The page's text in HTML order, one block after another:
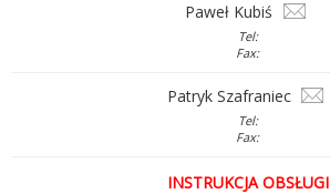
Paweł Kubiś
Tel:
Fax:
Patryk Szafraniec
Tel:
Fax:
INSTRUKCJA OBSŁUGI